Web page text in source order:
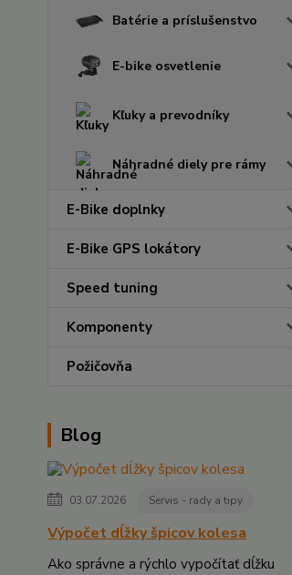
Batérie a príslušenstvo
E-bike osvetlenie
Kľuky a prevodníky
Náhradné diely pre rámy
E-Bike doplnky
E-Bike GPS lokátory
Speed tuning
Komponenty
Požičovňa
Blog
03.07.2026 Servis - rady a tipy
Výpočet dĺžky špicov kolesa
Ako správne a rýchlo vypočítať dĺžku